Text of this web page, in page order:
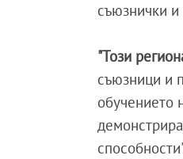
съюзнички
"Този
съюзници и
обучението